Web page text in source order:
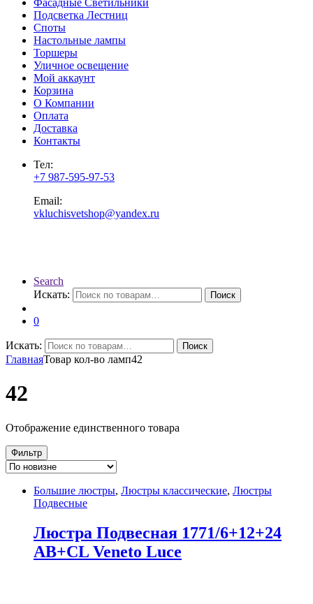
Фасадные Светильники
Подсветка Лестниц
Споты
Настольные лампы
Торшеры
Уличное освещение
Мой аккаунт
Корзина
О Компании
Оплата
Доставка
Контакты
Тел:
+7 987-595-97-53
Email:
vkluchisvetshop@yandex.ru
Search
Искать:
Поиск
0
Искать: Поиск
ГлавнаяТовар кол-во ламп42
42
Отображение единственного товара
Фильтр
Большие люстры, Люстры классические, Люстры
Подвесные
Люстра Подвесная 1771/6+12+24
AB+CL Veneto Luce